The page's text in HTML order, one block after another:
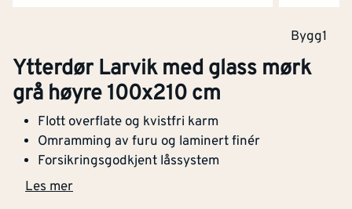
Bygg1
Ytterdør Larvik med glass mørk
grå høyre 100x210 cm
Flott overflate og kvistfri karm
Omramming av furu og laminert finér
Forsikringsgodkjent låssystem
Les mer